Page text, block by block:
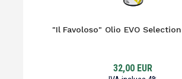
"Il Favoloso" Olio EVO
32,00 EUR